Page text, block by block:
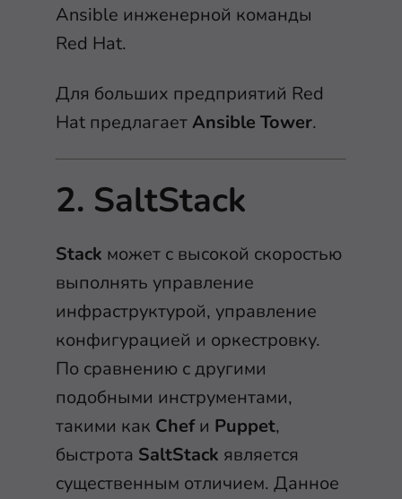
Ansible инженерной команды
Red Hat.
Для больших предприятий Red
Hat предлагаетAnsible Tower.
2. SaltStack
Stack может с высокой скоростью
выполнять управление
инфраструктурой, управление
конфигурацией и оркестровку.
По сравнению с другими
подобными инструментами,
такими как Chefи Puppet,
быстрота SaltStack является
существенным отличием. Данное